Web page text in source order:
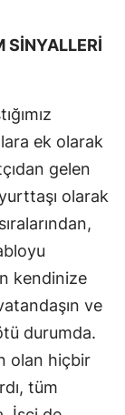
SİNYALLERİ
ek olarak
gelen
olarak
kendinize
ve
durumda.
olan hiçbir
tüm